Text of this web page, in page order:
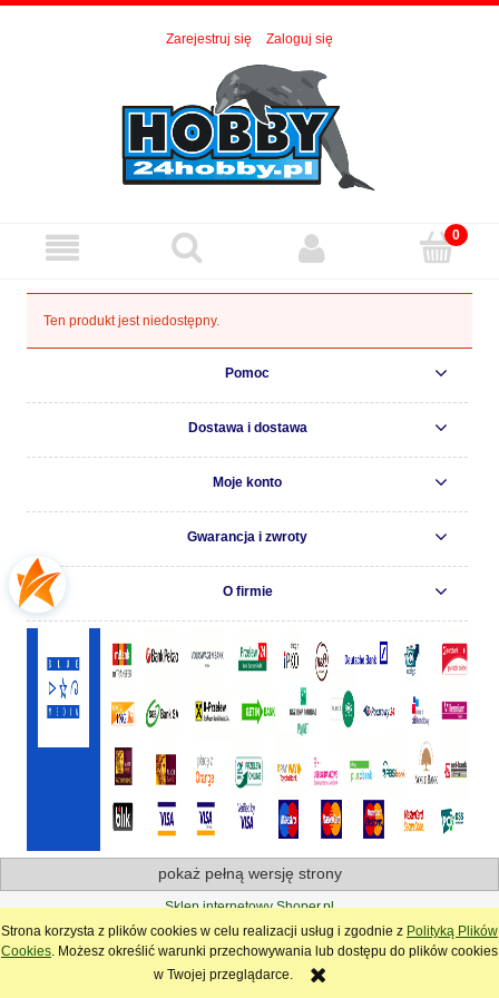
Strona korzysta z plików cookies w celu realizacji usług i zgodnie z Polityką Plików
Cookies. Możesz określić warunki przechowywania lub dostępu do plików cookies
w Twojej przeglądarce.
Zarejestruj się Zaloguj się
Ten produkt jest niedostępny.
Pomoc
Dostawa i dostawa
Moje konto
Gwarancja i zwroty
O firmie
pokaż pełną wersję strony
Sklep internetowy Shoper.pl